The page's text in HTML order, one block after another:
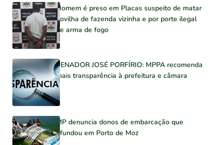
Homem é preso em Placas suspeito de matar
novilha de fazenda vizinha e por porte ilegal
de arma de fogo
SENADOR JOSÉ PORFÍRIO: MPPA recomenda
mais transparência à prefeitura e câmara
MP denuncia donos de embarcação que
afundou em Porto de Moz